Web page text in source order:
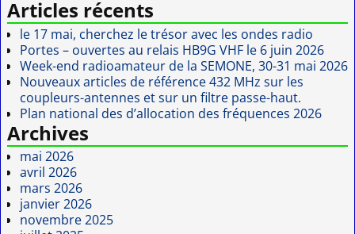
Articles récents
le 17 mai, cherchez le trésor avec les ondes radio
Portes – ouvertes au relais HB9G VHF le 6 juin 2026
Week-end radioamateur de la SEMONE, 30-31 mai 2026
Nouveaux articles de référence 432 MHz sur les
coupleurs-antennes et sur un filtre passe-haut.
Plan national des d’allocation des fréquences 2026
Archives
mai 2026
avril 2026
mars 2026
janvier 2026
novembre 2025